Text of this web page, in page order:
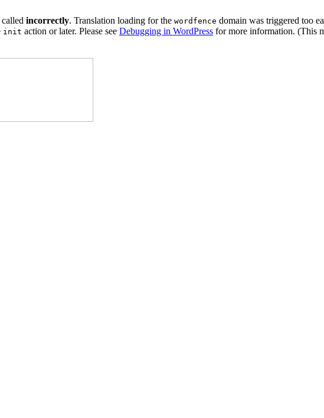
incorrectly. Translation loading for the wordfence domain was triggered too
init action or later. Please see Debugging in WordPress for more information. (This